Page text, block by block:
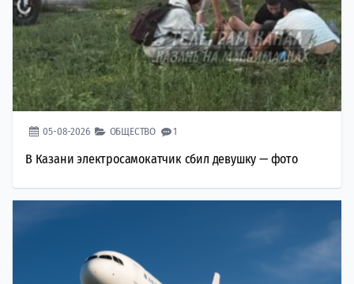
05-08-2026 ОБЩЕСТВО 1
В Казани электросамокатчик сбил девушку — фото